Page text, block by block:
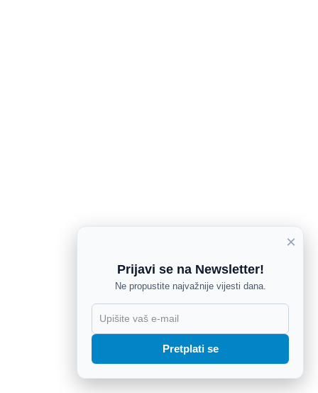
×
Prijavi se na Newsletter!
Ne propustite najvažnije vijesti dana.
Pretplati se